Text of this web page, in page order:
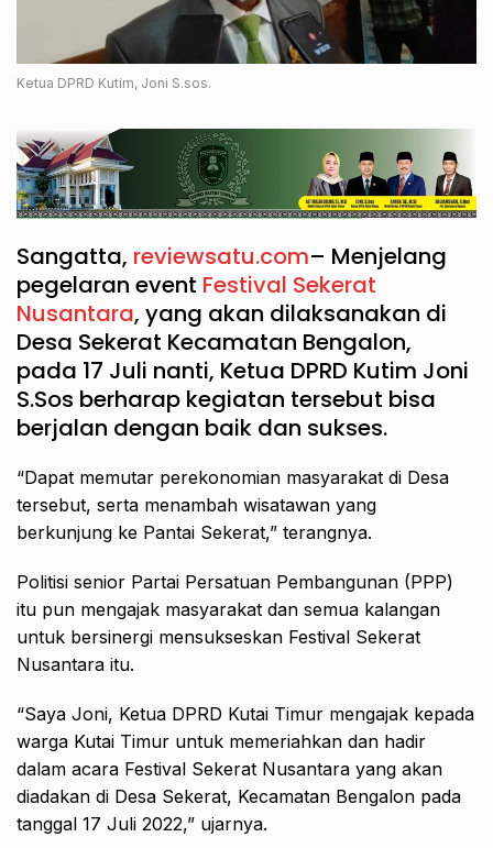
Ketua DPRD Kutim, Joni S.sos.
Sangatta, reviewsatu.com– Menjelang
pegelaran event Festival Sekerat
Nusantara, yang akan dilaksanakan di
Desa Sekerat Kecamatan Bengalon,
pada 17 Juli nanti, Ketua DPRD Kutim Joni
S.Sos berharap kegiatan tersebut bisa
berjalan dengan baik dan sukses.
“Dapat memutar perekonomian masyarakat di Desa
tersebut, serta menambah wisatawan yang
berkunjung ke Pantai Sekerat,” terangnya.
Politisi senior Partai Persatuan Pembangunan (PPP)
itu pun mengajak masyarakat dan semua kalangan
untuk bersinergi mensukseskan Festival Sekerat
Nusantara itu.
“Saya Joni, Ketua DPRD Kutai Timur mengajak kepada
warga Kutai Timur untuk memeriahkan dan hadir
dalam acara Festival Sekerat Nusantara yang akan
diadakan di Desa Sekerat, Kecamatan Bengalon pada
tanggal 17 Juli 2022,” ujarnya.